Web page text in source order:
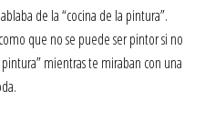
de la “cocina de la pintura”.
que no se puede ser pintor si no
mientras te miraban con una